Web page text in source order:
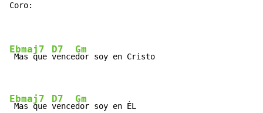
Coro:
Ebmaj7
Mas que
D7
vence
Gm
dor soy en Cristo
Ebmaj7
Mas que
D7
vence
Gm
dor soy en ÉL